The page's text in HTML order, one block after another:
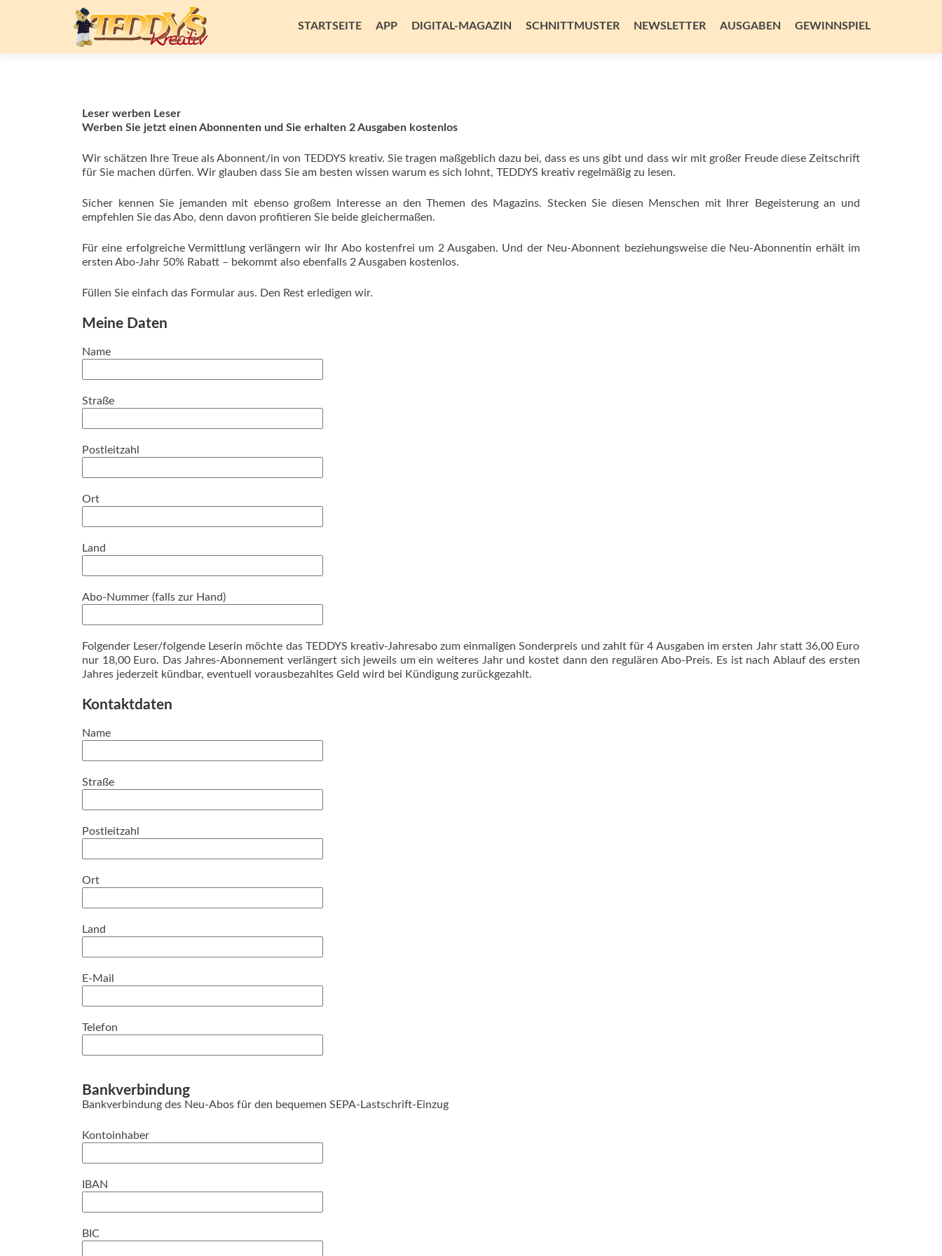
Inhalt
STARTSEITE APP DIGITAL-MAGAZIN SCHNITTMUSTER NEWSLETTER AUSGABEN GEWINNSPIEL
Leser werben Leser
Werben Sie jetzt einen Abonnenten und Sie erhalten 2 Ausgaben kostenlos
Wir schätzen Ihre Treue als Abonnent/in von TEDDYS kreativ. Sie tragen maßgeblich dazu bei, dass es uns gibt und dass wir mit großer Freude diese Zeitschrift
für Sie machen dürfen. Wir glauben dass Sie am besten wissen warum es sich lohnt, TEDDYS kreativ regelmäßig zu lesen.
Sicher kennen Sie jemanden mit ebenso großem Interesse an den Themen des Magazins. Stecken Sie diesen Menschen mit Ihrer Begeisterung an und
empfehlen Sie das Abo, denn davon profitieren Sie beide gleichermaßen.
Für eine erfolgreiche Vermittlung verlängern wir Ihr Abo kostenfrei um 2 Ausgaben. Und der Neu-Abonnent beziehungsweise die Neu-Abonnentin erhält im
ersten Abo-Jahr 50% Rabatt – bekommt also ebenfalls 2 Ausgaben kostenlos.
Füllen Sie einfach das Formular aus. Den Rest erledigen wir.
Meine Daten
Name
Straße
Postleitzahl
Ort
Land
Abo-Nummer (falls zur Hand)
Folgender Leser/folgende Leserin möchte das TEDDYS kreativ-Jahresabo zum einmaligen Sonderpreis und zahlt für 4 Ausgaben im ersten Jahr statt 36,00 Euro
nur 18,00 Euro. Das Jahres-Abonnement verlängert sich jeweils um ein weiteres Jahr und kostet dann den regulären Abo-Preis. Es ist nach Ablauf des ersten
Jahres jederzeit kündbar, eventuell vorausbezahltes Geld wird bei Kündigung zurückgezahlt.
Kontaktdaten
Name
Straße
Postleitzahl
Ort
Land
E-Mail
Telefon
Bankverbindung
Bankverbindung des Neu-Abos für den bequemen SEPA-Lastschrift-Einzug
Kontoinhaber
IBAN
BIC